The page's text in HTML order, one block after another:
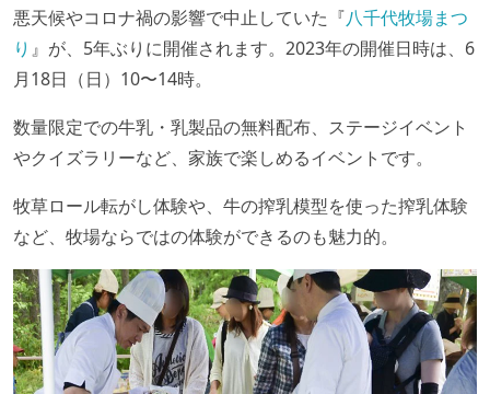
悪天候やコロナ禍の影響で中止していた『八千代牧場まつ
り 』が、5年ぶりに開催されます。2023年の開催日時は、6
月18日（日）10〜14時。
数量限定での牛乳・乳製品の無料配布、ステージイベント
やクイズラリーなど、家族で楽しめるイベントです。
牧草ロール転がし体験や、牛の搾乳模型を使った搾乳体験
など、牧場ならではの体験ができるのも魅力的。